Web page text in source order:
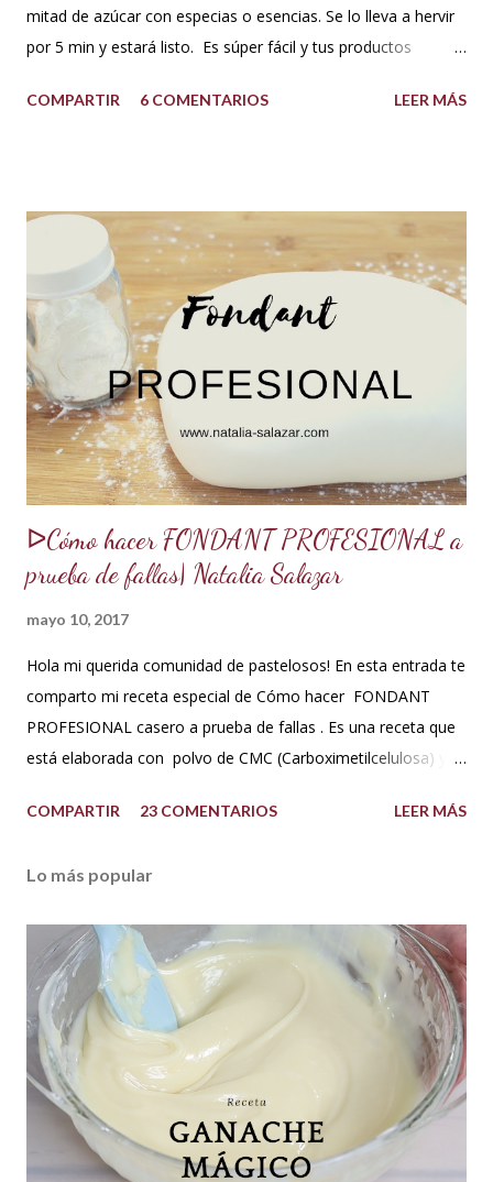
mitad de azúcar con especias o esencias. Se lo lleva a hervir
por 5 min y estará listo. Es súper fácil y tus productos
USOS: Siempre que hacemos una torta cubierta
porque el producto estaba muy seco al salir del horno o
porque la receta era básica como suelen ser los bizcochuelos
de batido liviano como el Genovés, Angel cake, etc. Así tus
tortas y pasteles te quedarán húmedos y mucho más
sabrosos. Los jarabes pueden ser de diferentes sabores, de
acuerdo a los ingredientes que usemos. Aquí te comparto
una...
COMPARTIR 6 COMENTARIOS LEER MÁS
ᐅCómo hacer FONDANT PROFESIONAL a
prueba de fallas| Natalia Salazar
mayo 10, 2017
Hola mi querida comunidad de pastelosos! En esta entrada te
comparto mi receta especial de Cómo hacer FONDANT
PROFESIONAL casero a prueba de fallas . Es una receta que
está elaborada con polvo de CMC (Carboximetilcelulosa) y
que le aportan a la masa elasticidad, firmeza y le ayudan a
*1 kilo o 2.2 libras de Azúcar impalpable micro pulverizada o
maíz o miel de Karo (1/2 taza). Y para climas cálidos usar
Glucosa, la misma cantidad. *7.5 ml de CMC o Tylose *2.5
ml de goma Xantana (Xanthan gum) *1 cucharada de 15 ml
de manteca blanca hidrogenada tipo Crisco o 10 gramos *75
ml de agua o 5 cucharadas de 15 ml *Esencia de almendras
o al gusto *5 ml de VINAGRE BLANCO (opcional, funciona
como preservante) *1 cucharadita de Glicerina ( usar solo si
el clima es ...
COMPARTIR 23 COMENTARIOS LEER MÁS
Lo más popular